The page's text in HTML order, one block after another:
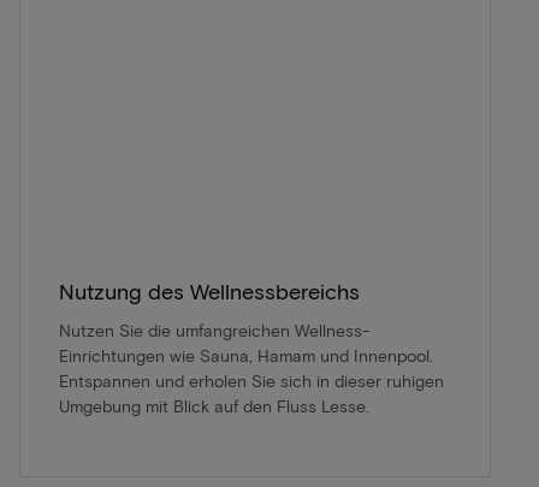
Nutzung des Wellnessbereichs
Nutzen Sie die umfangreichen Wellness-
Einrichtungen wie Sauna, Hamam und Innenpool.
Entspannen und erholen Sie sich in dieser ruhigen
Umgebung mit Blick auf den Fluss Lesse.